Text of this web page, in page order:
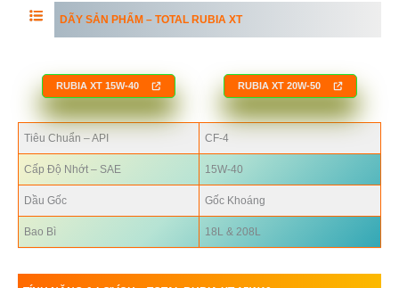
DÃY SẢN PHẨM – TOTAL RUBIA XT
RUBIA XT 15W-40 RUBIA XT 20W-50
Tiêu Chuẩn – API CF-4
Cấp Độ Nhớt – SAE 15W-40
Dầu Gốc Gốc Khoáng
Bao Bì 18L & 208L